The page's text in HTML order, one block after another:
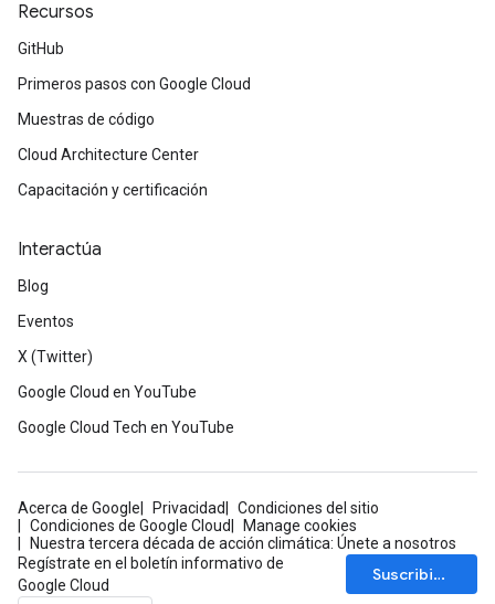
Recursos
GitHub
Primeros pasos con Google Cloud
Muestras de código
Cloud Architecture Center
Capacitación y certificación
Interactúa
Blog
Eventos
X (Twitter)
Google Cloud en YouTube
Google Cloud Tech en YouTube
Acerca de Google Privacidad
Condiciones del sitio
Condiciones de Google Cloud
Manage cookies
Nuestra tercera década de acción climática: Únete a nosotros
Regístrate en el boletín informativo de
Google Cloud
Suscribirse